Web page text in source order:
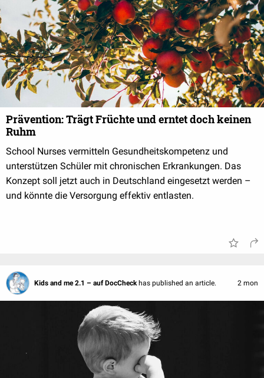
Prävention: Trägt Früchte und erntet doch keinen
Ruhm
School Nurses vermitteln Gesundheitskompetenz und
unterstützen Schüler mit chronischen Erkrankungen. Das
Konzept soll jetzt auch in Deutschland eingesetzt werden –
und könnte die Versorgung effektiv entlasten.
Kids and me 2.1 – auf DocCheck has published an article. 2 mon